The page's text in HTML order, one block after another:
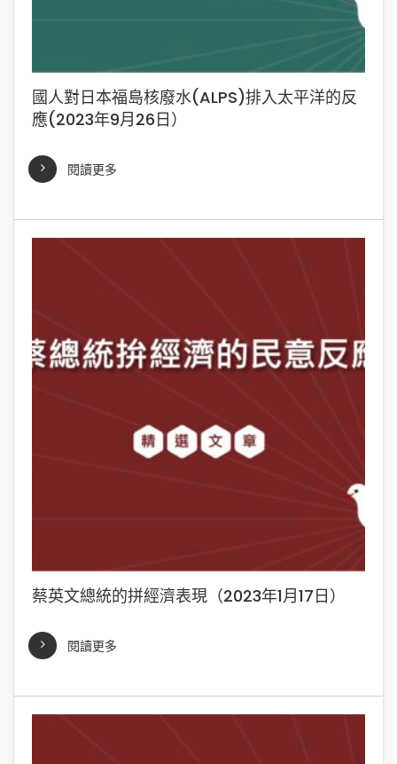
國人對日本福島核廢水(ALPS)排入太平洋的反
應(2023年9月26日）
閱讀更多
蔡英文總統的拼經濟表現（2023年1月17日）
閱讀更多